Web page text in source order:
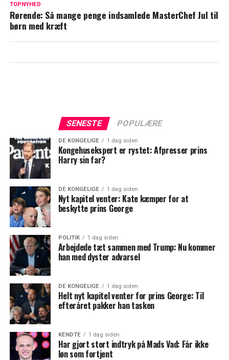
TOPNYHED
Rørende: Så mange penge indsamlede MasterChef Jul til
børn med kræft
SENESTE POPULÆRE
DE KONGELIGE 1 dag siden
Kongehusekspert er rystet: Afpresser prins
Harry sin far?
DE KONGELIGE 1 dag siden
Nyt kapitel venter: Kate kæmper for at
beskytte prins George
POLITIK 1 dag siden
Arbejdede tæt sammen med Trump: Nu kommer
han med dyster advarsel
DE KONGELIGE 1 dag siden
Helt nyt kapitel venter for prins George: Til
efteråret pakker han tasken
KENDTE 1 dag siden
Har gjort stort indtryk på Mads Vad: Får ikke
løn som fortjent